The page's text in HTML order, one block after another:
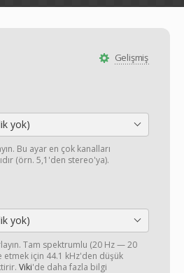
Gelişmiş
yok)
Bu ayar en çok kanalları
(örn. 5,1'den stereo'ya).
yok)
Tam spektrumlu (20 Hz — 20
etmek için 44.1 kHz'den düşük
Viki'de daha fazla bilgi